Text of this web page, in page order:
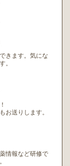
きます。 気にな
。
お送りします。
情報など研修で